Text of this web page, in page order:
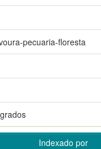
pecuaria-floresta
Indexado por